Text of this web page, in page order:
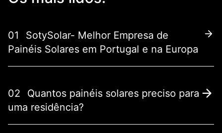
01
SotySolar- Melhor Empresa de
Painéis Solares em Portugal e na Europa
02
Quantos painéis solares preciso para
uma residência?